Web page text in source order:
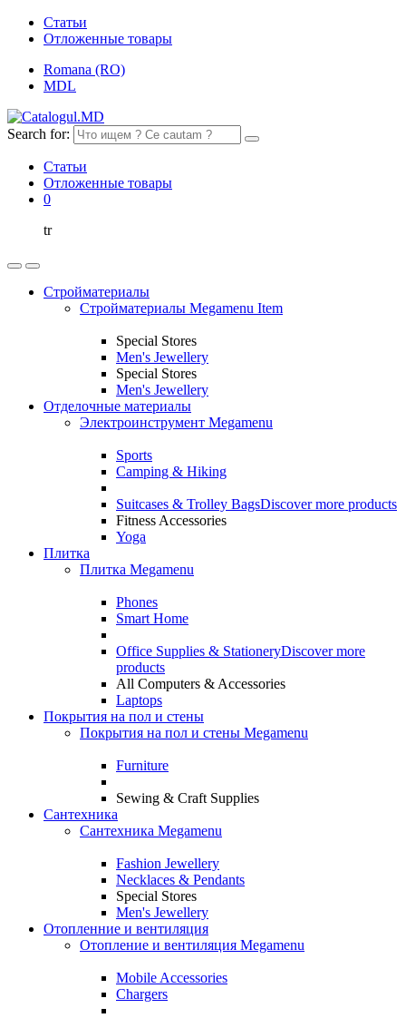
Статьи
Отложенные товары
Romana (RO)
MDL
Search for:
Статьи
Отложенные товары
0
tr
Стройматериалы
Стройматериалы Megamenu Item
Special Stores
Men's Jewellery
Special Stores
Men's Jewellery
Отделочные материалы
Электроинструмент Megamenu
Sports
Camping & Hiking
Suitcases & Trolley BagsDiscover more products
Fitness Accessories
Yoga
Плитка
Плитка Megamenu
Phones
Smart Home
Office Supplies & StationeryDiscover more
products
All Computers & Accessories
Laptops
Покрытия на пол и стены
Покрытия на пол и стены Megamenu
Furniture
Sewing & Craft Supplies
Сантехника
Сантехника Megamenu
Fashion Jewellery
Necklaces & Pendants
Special Stores
Men's Jewellery
Отопленние и вентиляция
Отопление и вентиляция Megamenu
Mobile Accessories
Chargers